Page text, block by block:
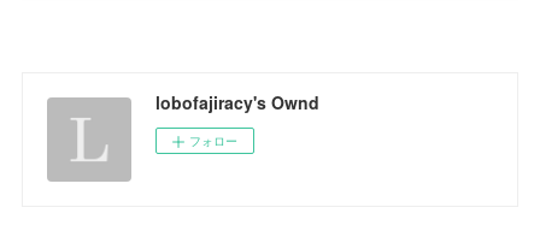
lobofajiracy's Ownd
フォロー